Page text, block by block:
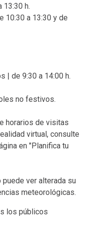
13:30 h.
10:30 a 13:30 y de
| de 9:30 a 14:00 h.
no festivos.
horarios de visitas
virtual, consulte
en "Planifica tu
puede ver alterada su
meteorológicas.
los públicos